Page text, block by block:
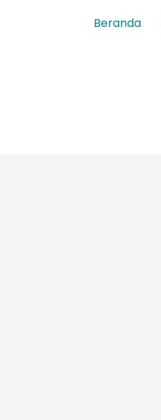
Beranda